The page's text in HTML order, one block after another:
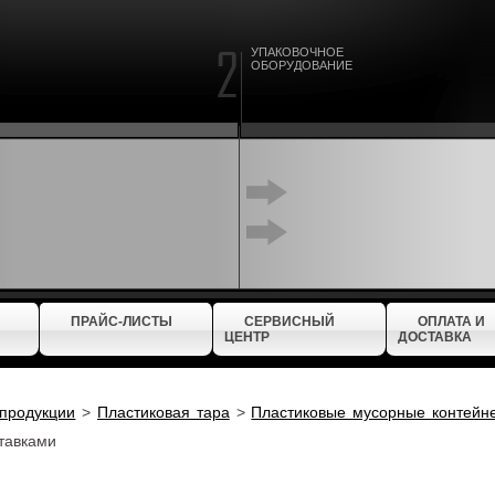
УПАКОВОЧНОЕ
ОБОРУДОВАНИЕ
ПРАЙС-ЛИСТЫ
СЕРВИСНЫЙ
ЦЕНТР
ОПЛАТА И
ДОСТАВКА
> Пластиковая тара > Пластиковые мусорные